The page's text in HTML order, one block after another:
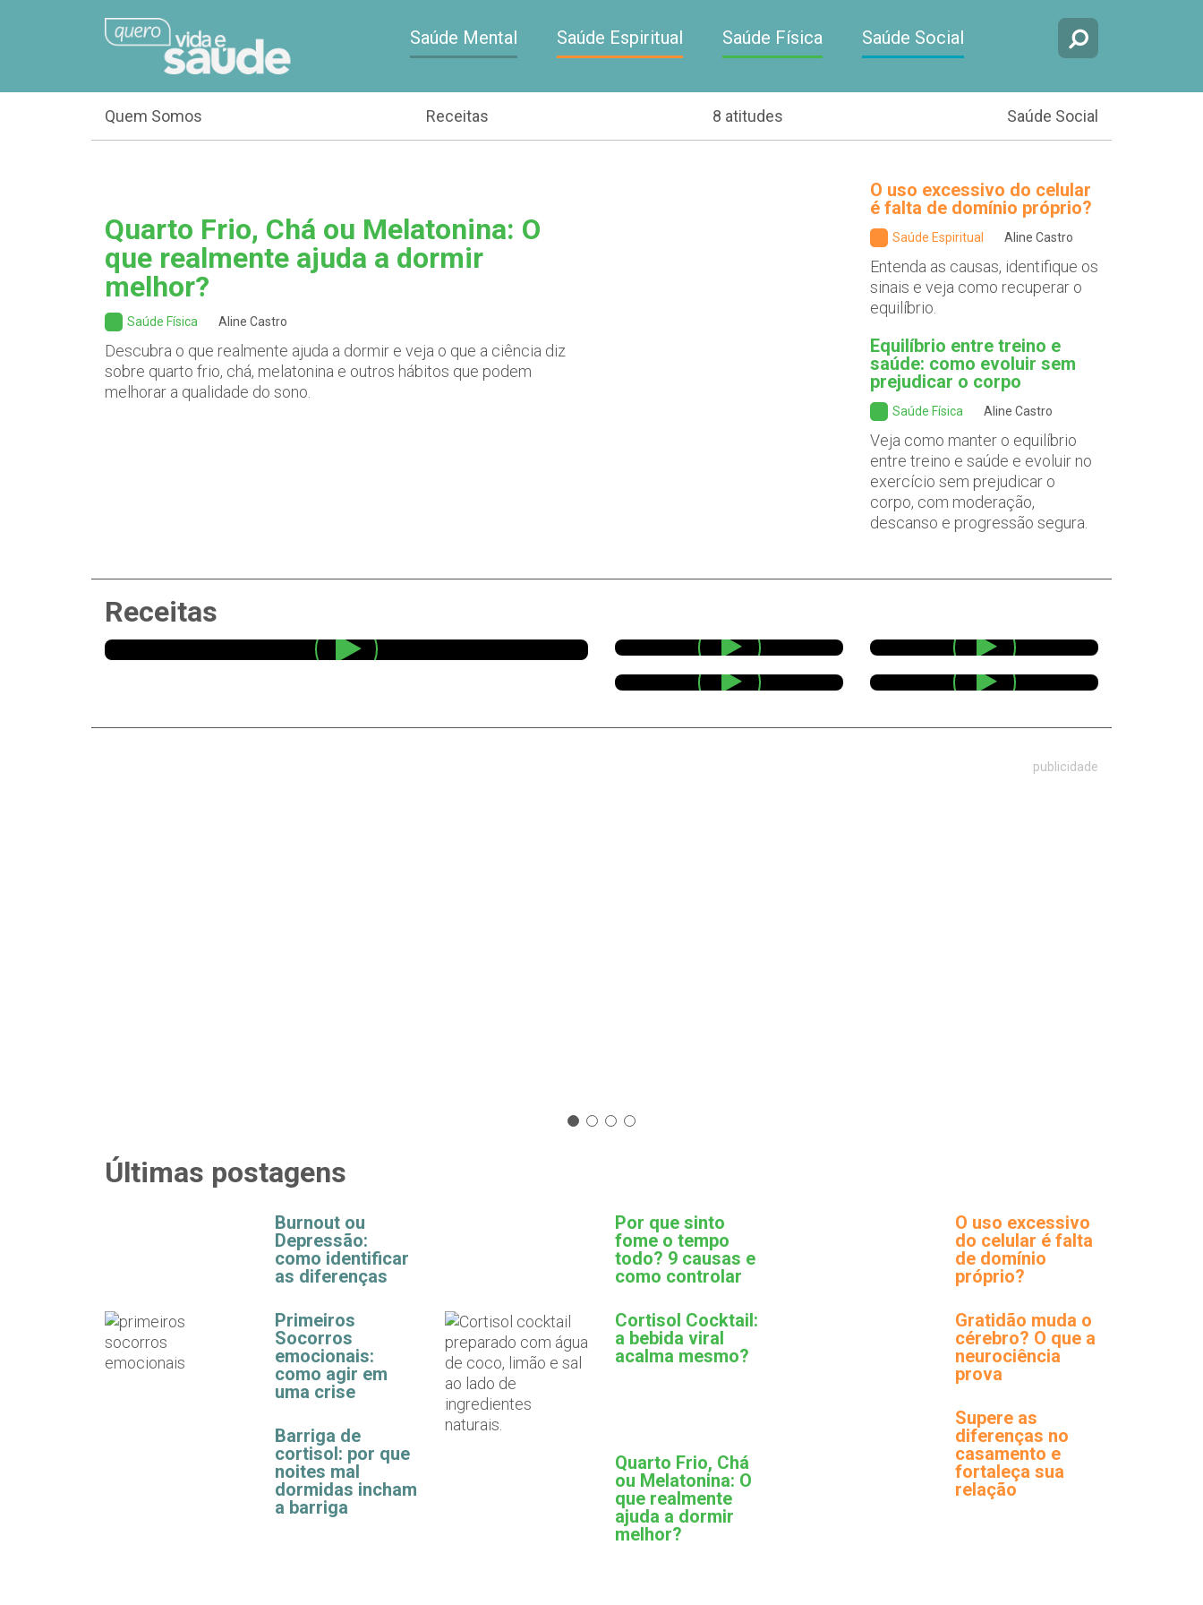
Saúde Mental Saúde Espiritual Saúde Física Saúde Social
Quem Somos Receitas 8 atitudes Saúde Social
Quarto Frio, Chá ou Melatonina: O
que realmente ajuda a dormir
melhor?
Saúde Física Aline Castro
Descubra o que realmente ajuda a dormir e veja o que a ciência diz
sobre quarto frio, chá, melatonina e outros hábitos que podem
melhorar a qualidade do sono.
O uso excessivo do celular
é falta de domínio próprio?
Saúde Espiritual Aline Castro
Entenda as causas, identifique os
sinais e veja como recuperar o
equilíbrio.
Equilíbrio entre treino e
saúde: como evoluir sem
prejudicar o corpo
Saúde Física Aline Castro
Veja como manter o equilíbrio
entre treino e saúde e evoluir no
exercício sem prejudicar o
corpo, com moderação,
descanso e progressão segura.
Receitas
publicidade
Últimas postagens
Burnout ou
Depressão:
como identificar
as diferenças
Primeiros
Socorros
emocionais:
como agir em
uma crise
Barriga de
cortisol: por que
noites mal
dormidas incham
a barriga
Por que sinto
fome o tempo
todo? 9 causas e
como controlar
Cortisol Cocktail:
a bebida viral
acalma mesmo?
Quarto Frio, Chá
ou Melatonina: O
que realmente
ajuda a dormir
melhor?
O uso excessivo
do celular é falta
de domínio
próprio?
Gratidão muda o
cérebro? O que a
neurociência
prova
Supere as
diferenças no
casamento e
fortaleça sua
relação